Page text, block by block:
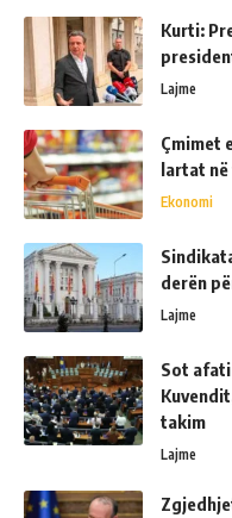
Kurti:
Lajme
Çmimet
lartat
Ekonomi
derën
Lajme
Sot
takim
Lajme